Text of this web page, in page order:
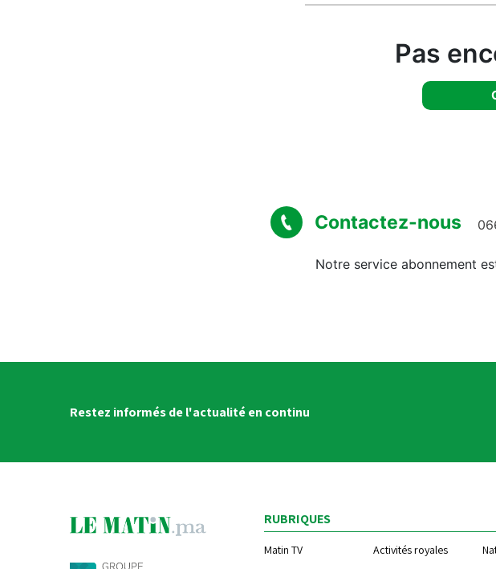
Pas
Contactez-nous
Notre service abonnement
Restez informés de l'actualité en continu
RUBRIQUES
Matin TV Activités royales